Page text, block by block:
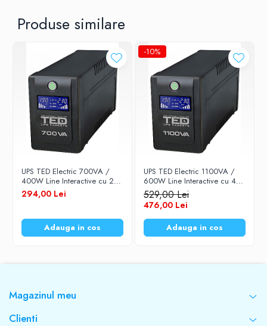
TED-900
LCD
Tensiune intrare
140V - 290V AC
45Hz - 55Hz
Stabilizare de iesire AC in mod baterie
≤ 9ms
Produse similare
UPS TED Electric 700VA /
400W Line Interactive cu 2
iesiri schuko si display LCD
TED-700LCD
294,00 Lei
Adauga in cos
-10%
UPS TED Electric 1100VA /
600W Line Interactive cu 4
iesiri schuko si display LCD
TED-1100
529,00 Lei
476,00 Lei
Adauga in cos
Magazinul meu
Clienti